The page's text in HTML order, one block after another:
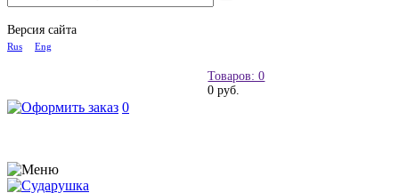
Версия сайта
Rus Eng
Товаров: 0
0 руб.
0